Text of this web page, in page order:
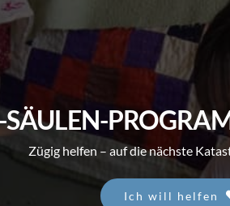
SÄULEN-
Zügig helfen – auf die nächste
Ich will helfen